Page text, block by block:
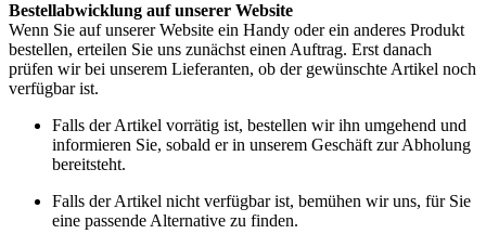
Bestellabwicklung auf unserer Website
Wenn Sie auf unserer Website ein Handy oder ein anderes Produkt
bestellen, erteilen Sie uns zunächst einen Auftrag. Erst danach
prüfen wir bei unserem Lieferanten, ob der gewünschte Artikel noch
verfügbar ist.
Falls der Artikel vorrätig ist, bestellen wir ihn umgehend und
informieren Sie, sobald er in unserem Geschäft zur Abholung
bereitsteht.
Falls der Artikel nicht verfügbar ist, bemühen wir uns, für Sie
eine passende Alternative zu finden.